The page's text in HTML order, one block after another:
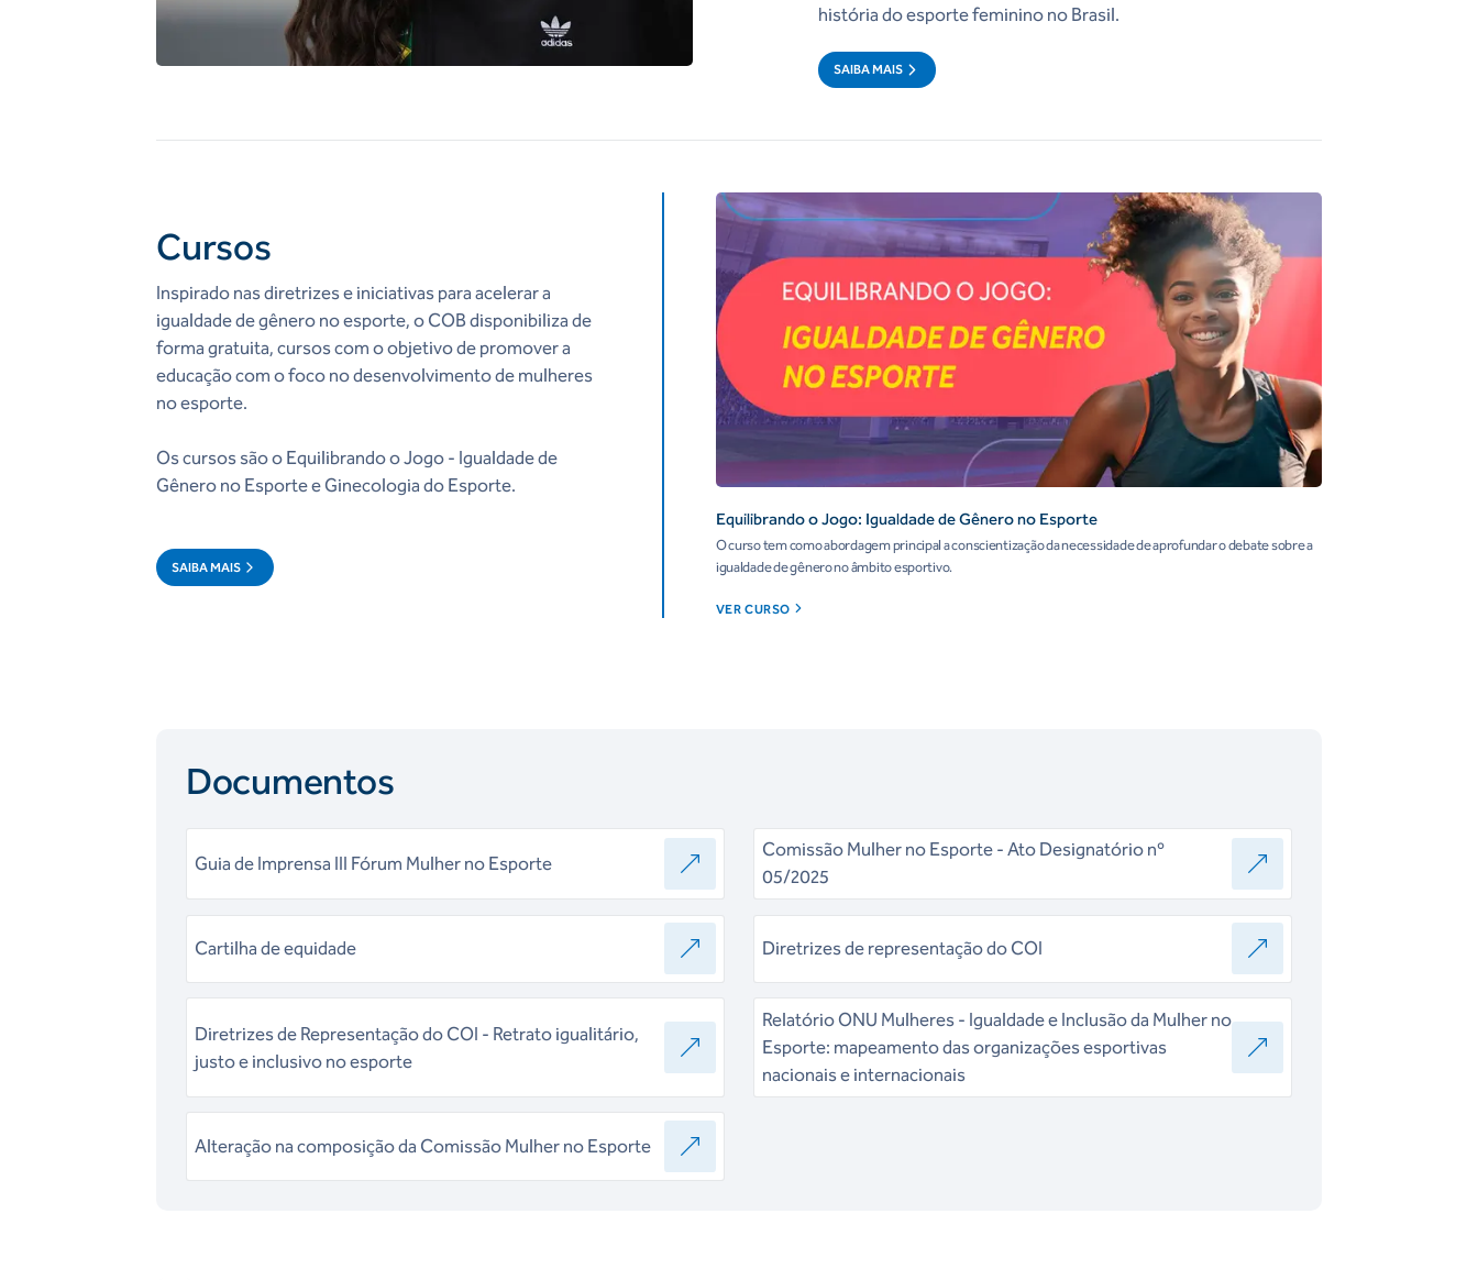
história do esporte feminino no Brasil.
SAIBA MAIS
Equilibrando o Jogo: Igualdade de Gênero no Esporte
O curso tem como abordagem principal a conscientização da necessidade de aprofundar o debate sobre a
igualdade de gênero no âmbito esportivo.
VER CURSO
Cursos
Inspirado nas diretrizes e iniciativas para acelerar a
igualdade de gênero no esporte, o COB disponibiliza de
forma gratuita, cursos com o objetivo de promover a
educação com o foco no desenvolvimento de mulheres
no esporte.
Os cursos são o Equilibrando o Jogo - Igualdade de
Gênero no Esporte e Ginecologia do Esporte.
SAIBA MAIS
Documentos
Guia de Imprensa III Fórum Mulher no Esporte
Comissão Mulher no Esporte - Ato Designatório nº
05/2025
Cartilha de equidade Diretrizes de representação do COI
Diretrizes de Representação do COI - Retrato igualitário,
justo e inclusivo no esporte
Relatório ONU Mulheres - Igualdade e Inclusão da Mulher no
Esporte: mapeamento das organizações esportivas
nacionais e internacionais
Alteração na composição da Comissão Mulher no Esporte